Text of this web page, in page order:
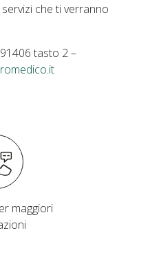
che ti verranno
tasto 2 –
maggiori